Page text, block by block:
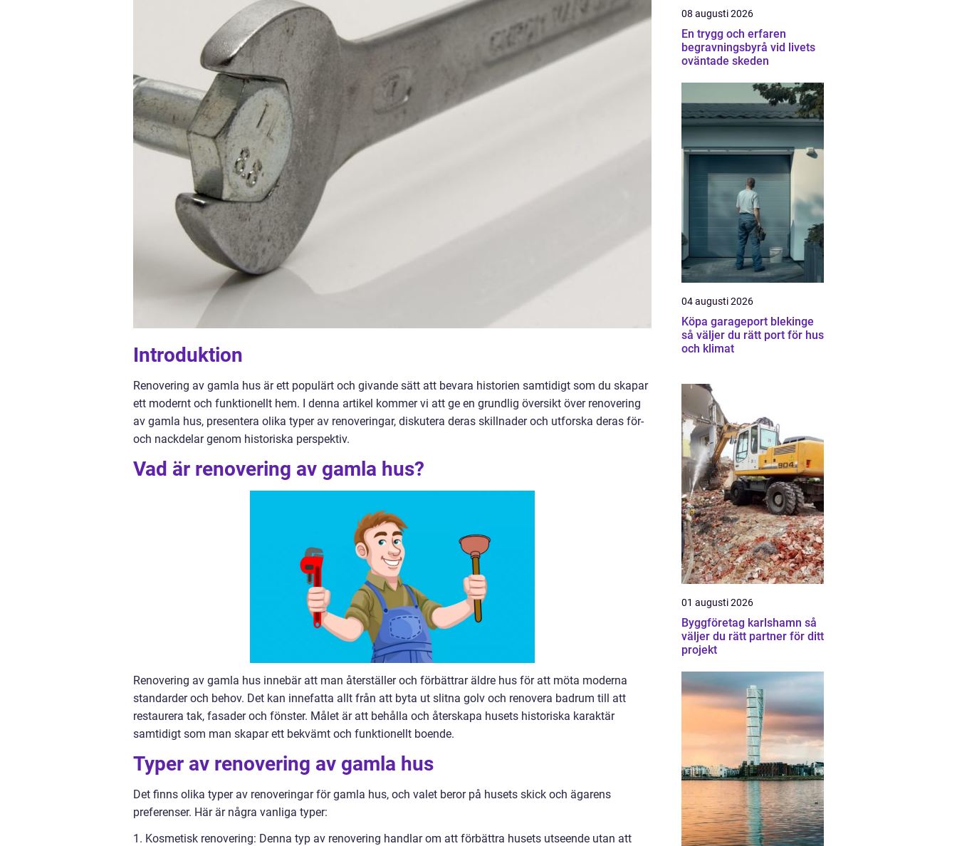
Introduktion
Renovering av gamla hus är ett populärt och givande sätt att bevara historien samtidigt som du skapar
ett modernt och funktionellt hem. I denna artikel kommer vi att ge en grundlig översikt över renovering
av gamla hus, presentera olika typer av renoveringar, diskutera deras skillnader och utforska deras för-
och nackdelar genom historiska perspektiv.
Vad är renovering av gamla hus?
Renovering av gamla hus innebär att man återställer och förbättrar äldre hus för att möta moderna
standarder och behov. Det kan innefatta allt från att byta ut slitna golv och renovera badrum till att
restaurera tak, fasader och fönster. Målet är att behålla och återskapa husets historiska karaktär
samtidigt som man skapar ett bekvämt och funktionellt boende.
Typer av renovering av gamla hus
Det finns olika typer av renoveringar för gamla hus, och valet beror på husets skick och ägarens
preferenser. Här är några vanliga typer:
1. Kosmetisk renovering: Denna typ av renovering handlar om att förbättra husets utseende utan att
08 augusti 2026
En trygg och erfaren
begravningsbyrå vid livets
oväntade skeden
04 augusti 2026
Köpa garageport blekinge
så väljer du rätt port för hus
och klimat
01 augusti 2026
Byggföretag karlshamn så
väljer du rätt partner för ditt
projekt